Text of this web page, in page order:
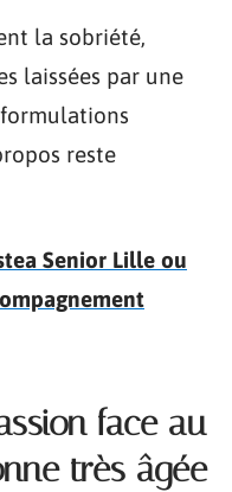
la sobriété,
laissées par une
reste
Senior Lille ou
face au
très âgée